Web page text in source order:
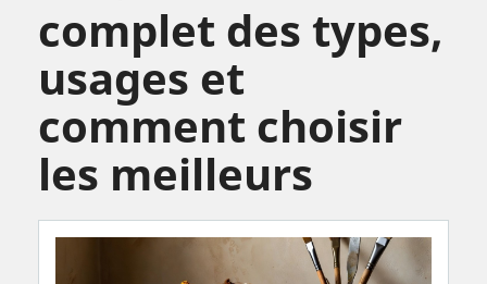
complet des types,
usages et
comment choisir
les meilleurs